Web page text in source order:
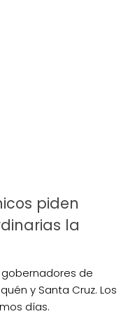
piden
la
de
y Santa Cruz. Los
días.